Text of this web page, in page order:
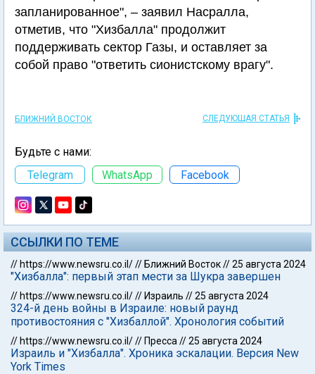
запланированное", – заявил Насралла,
отметив, что "Хизбалла" продолжит
поддерживать сектор Газы, и оставляет за
собой право "ответить сионистскому врагу".
БЛИЖНИЙ ВОСТОК СЛЕДУЮЩАЯ СТАТЬЯ
Будьте с нами:
Telegram
WhatsApp Facebook
ССЫЛКИ ПО ТЕМЕ
// https://www.newsru.co.il/// Ближний Восток//25 августа 2024
"Хизбалла": первый этап мести за Шукра завершен
// https://www.newsru.co.il/// Израиль //25 августа 2024
324-й день войны в Израиле: новый раунд
противостояния с "Хизбаллой". Хронология событий
// https://www.newsru.co.il/// Пресса //25 августа 2024
Израиль и "Хизбалла". Хроника эскалации. Версия New
York Times